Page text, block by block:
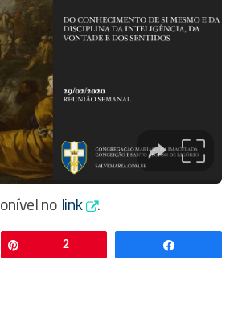
no link .
2